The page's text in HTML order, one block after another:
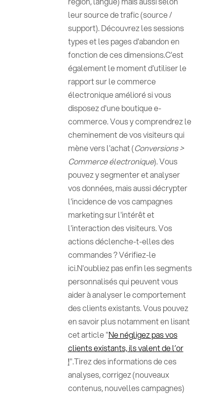
leur source de trafic (source /
support). Découvrez les sessions
types et les pages d'abandon en
fonction de ces dimensions.C'est
également le moment d'utiliser le
rapport sur le commerce
électronique amélioré si vous
disposez d'une boutique e-
commerce. Vous y comprendrez le
cheminement de vos visiteurs qui
mène vers l'achat (Conversions >
Commerce électronique). Vous
pouvez y segmenter et analyser
vos données, mais aussi décrypter
l'incidence de vos campagnes
marketing sur l'intérêt et
l'interaction des visiteurs. Vos
actions déclenche-t-elles des
commandes ? Vérifiez-le
ici.N'oubliez pas enfin les segments
personnalisés qui peuvent vous
aider à analyser le comportement
des clients existants. Vous pouvez
en savoir plus notamment en lisant
cet article "Ne négligez pas vos
clients existants, ils valent de l’or
!".Tirez des informations de ces
analyses, corrigez (nouveaux
contenus, nouvelles campagnes)